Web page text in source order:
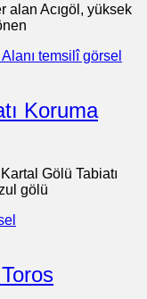
alan Acıgöl, yüksek
Koruma
Gölü Tabiatı
gölü